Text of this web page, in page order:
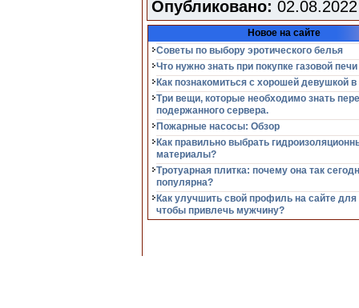
Опубликовано:
Новое на сайте
Советы по выбору эротического белья
Что нужно знать при покупке газовой печи
Как познакомиться с хорошей девушкой в
Три вещи, которые необходимо знать
подержанного сервера.
Пожарные насосы: Обзор
Как правильно выбрать
материалы?
Тротуарная плитка: почему она так
популярна?
Как улучшить свой профиль на сайте для
чтобы привлечь мужчину?